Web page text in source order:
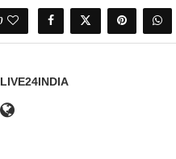
LIVE24INDIA